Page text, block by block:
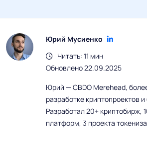
Юрий Мусиенко
Читать: 11 мин
Обновлено 22.09.2025
Юрий — CBDO Merehead,
разработке криптопроектов
Разработал 20+ криптобирж,
платформ, 3 проекта